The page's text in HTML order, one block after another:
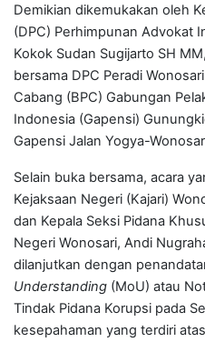
Demikian dikemukakan oleh
(DPC) Perhimpunan Advokat
Kokok Sudan Sugijarto SH
bersama DPC Peradi
Cabang (BPC) Gabungan
Indonesia (Gapensi)
Gapensi Jalan Yogya-
Selain buka bersama, acara
Kejaksaan Negeri (Kajari)
dan Kepala Seksi Pidana
Negeri Wonosari, Andi
dilanjutkan dengan
Understanding (MoU) atau
Tindak Pidana Korupsi pada
kesepahaman yang terdiri